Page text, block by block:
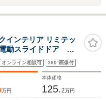
インテリア リミテッ
動スライドドア 全
ム 禁煙車 ETC ド
オートエアコン
オンライン相談可 360°画像付
万円
本体価格
125.2万円